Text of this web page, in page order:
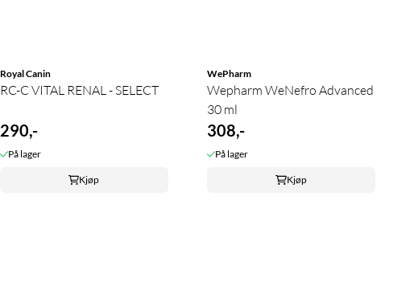
Royal Canin
RC-C VITAL RENAL - SELECT
290,-
På lager
Kjøp
WePharm
Wepharm WeNefro Advanced
30 ml
308,-
På lager
Kjøp